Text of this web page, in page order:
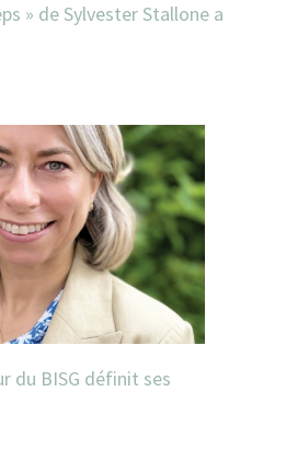
» de Sylvester Stallone a
du BISG définit ses